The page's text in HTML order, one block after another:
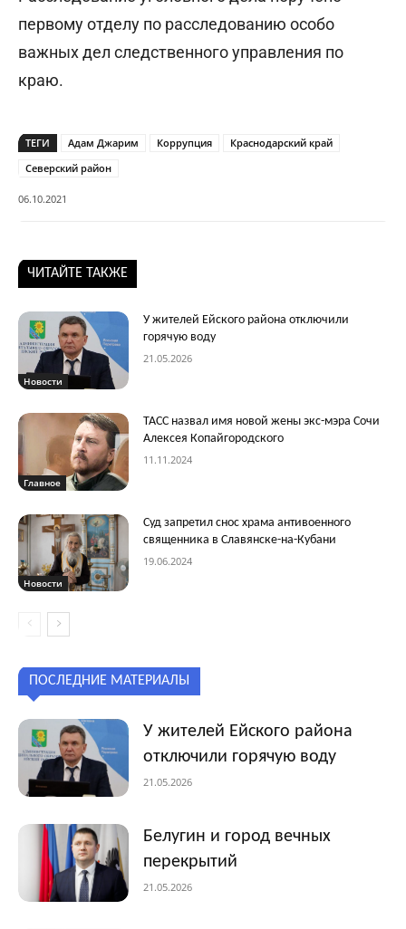
первому отделу по расследованию особо
важных дел следственного управления по
краю.
ТЕГИ Адам Джарим Коррупция
Краснодарский край
Северский район
06.10.2021
ЧИТАЙТЕ ТАКЖЕ
Новости
У жителей Ейского района отключили
горячую воду
21.05.2026
Главное
ТАСС назвал имя новой жены экс-мэра Сочи
Алексея Копайгородского
11.11.2024
Новости
Суд запретил снос храма антивоенного
священника в Славянске-на-Кубани
19.06.2024
ПОСЛЕДНИЕ МАТЕРИАЛЫ
У жителей Ейского района
отключили горячую воду
21.05.2026
Белугин и город вечных
перекрытий
21.05.2026